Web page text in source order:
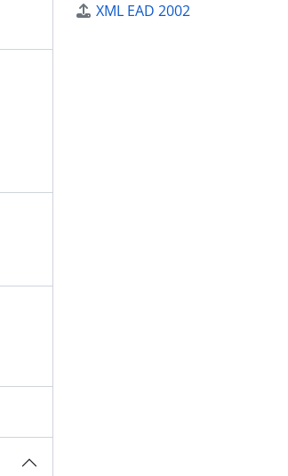
XML EAD 2002